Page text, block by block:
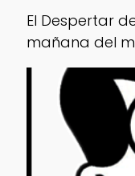
El Despertar
mañana del